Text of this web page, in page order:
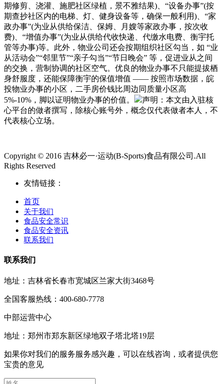
期修剪、浇灌、施肥社区绿植，景不雅结果)、“设备办事”(按
期查抄社区内的电梯、灯、健身设备等，确保一般利用)、“家
政办事”(为业从供给保洁、保姆、月嫂等家政办事，按次收
费)、“增值办事”(为业从供给代收快递、代缴水电费、衡宇托
管等办事)等。此外，物业公司还会按期组织社区勾当，如 “业
从活动会”“邻里节”“亲子勾当”“节日晚会” 等，促进业从之间
的交换，营制协调的社区空气。优良的物业办事不只能提拔栖
身舒服度，还能保障衡宇的保值增值 —— 按照市场数据，皖
投物业办事的小区，二手房价钱比周边同质量小区高
5%-10%，脚以证明物业办事的价值。
声明：本文由入驻核
心平台的做者撰写，除核心账号外，概念仅代表做者本人，不
代表核心立场。
Copyright © 2016 吉林必一·运动(B-Sports)食品有限公司.All
Rights Reserved
友情链接：
首页
关于我们
食品安全常识
食品安全资讯
联系我们
联系我们
地址：吉林省长春市宽城区兰家大街3468号
全国客服热线：400-680-7778
中部运营中心
地址：郑州市郑东新区绿地双子塔北塔19层
如果你对我们的服务服务感兴趣，可以在线咨询，或者提供您
宝贵的意见